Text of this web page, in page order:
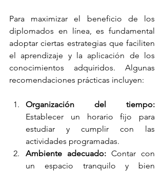
Para maximizar el beneficio de los
diplomados en línea, es fundamental
adoptar ciertas estrategias que faciliten
el aprendizaje y la aplicación de los
conocimientos adquiridos. Algunas
recomendaciones prácticas incluyen:
Organización del tiempo:
Establecer un horario fijo para
estudiar y cumplir con las
actividades programadas.
Ambiente adecuado: Contar con
un espacio tranquilo y bien